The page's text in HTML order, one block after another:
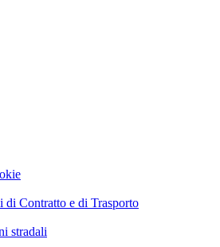
di Contratto e di Trasporto
stradali